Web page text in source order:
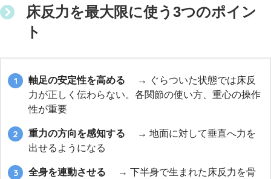
床反力を最大限に使う3つのポイン
ト
軸足の安定性を高める → ぐらついた状態では床反
力が正しく伝わらない。各関節の使い方、重心の操作
性が重要
重力の方向を感知する → 地面に対して垂直へ力を
出せるようになる
全身を連動させる → 下半身で生まれた床反力を骨